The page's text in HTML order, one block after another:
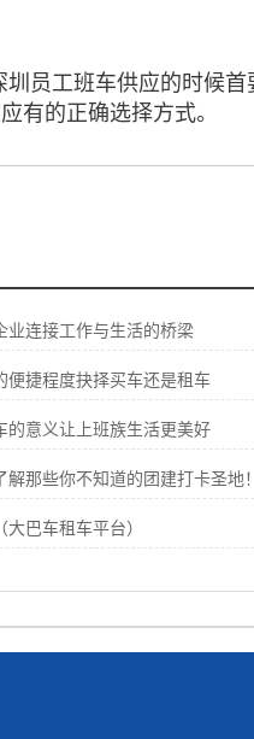
员工班车供应的时候首
有的正确选择方式。
业连接工作与生活的桥梁
便捷程度抉择买车还是租车
的意义让上班族生活更美好
解那些你不知道的团建打卡圣地！
巴车租车平台）